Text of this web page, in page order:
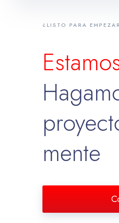
¿LISTO PARA
mente